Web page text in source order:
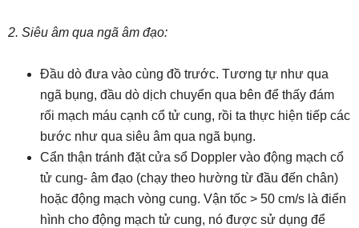
2. Siêu âm qua ngã âm đạo:
Đầu dò đưa vào cùng đồ trước. Tương tự như qua
ngã bụng, đầu dò dịch chuyển qua bên để thấy đám
rối mạch máu cạnh cổ tử cung, rồi ta thực hiện tiếp các
bước như qua siêu âm qua ngã bụng.
Cẩn thận tránh đặt cửa sổ Doppler vào động mạch cổ
tử cung- âm đạo (chạy theo hường từ đầu đến chân)
hoặc động mạch vòng cung. Vận tốc > 50 cm/s là điển
hình cho động mạch tử cung, nó được sử dụng để